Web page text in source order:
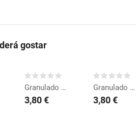
gostar
Granulado Branco...
3,80 €
Granulado Amarelo...
3,80 €